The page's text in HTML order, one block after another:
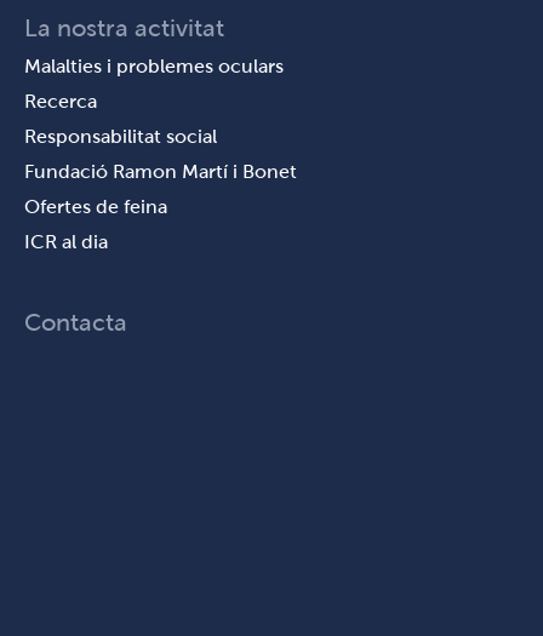
La nostra activitat
Malalties i problemes oculars
Recerca
Responsabilitat social
Fundació Ramon Martí i Bonet
Ofertes de feina
ICR al dia
Contacta